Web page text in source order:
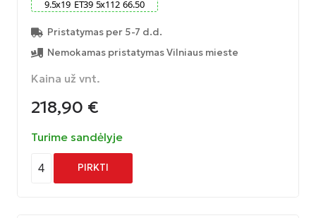
9.5x19 ET39 5x112 66.50
Pristatymas per 5-7 d.d.
Nemokamas pristatymas Vilniaus mieste
Kaina už vnt.
218,90 €
Turime sandėlyje
4 PIRKTI